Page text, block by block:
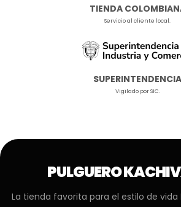
TIENDA
Servicio al cliente local.
SUPERINTENDENCIA
Vigilado por SIC.
PULGUERO
La tienda favorita para el estilo de vida